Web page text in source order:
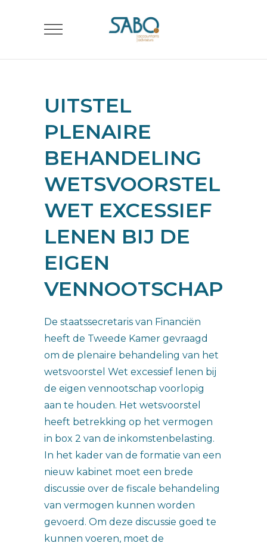
UITSTEL
PLENAIRE
BEHANDELING
WETSVOORSTEL
WET EXCESSIEF
LENEN BIJ DE
EIGEN
VENNOOTSCHAP
De staatssecretaris van Financiën
heeft de Tweede Kamer gevraagd
om de plenaire behandeling van het
wetsvoorstel Wet excessief lenen bij
de eigen vennootschap voorlopig
aan te houden. Het wetsvoorstel
heeft betrekking op het vermogen
in box 2 van de inkomstenbelasting.
In het kader van de formatie van een
nieuw kabinet moet een brede
discussie over de fiscale behandeling
van vermogen kunnen worden
gevoerd. Om deze discussie goed te
kunnen voeren, moet de